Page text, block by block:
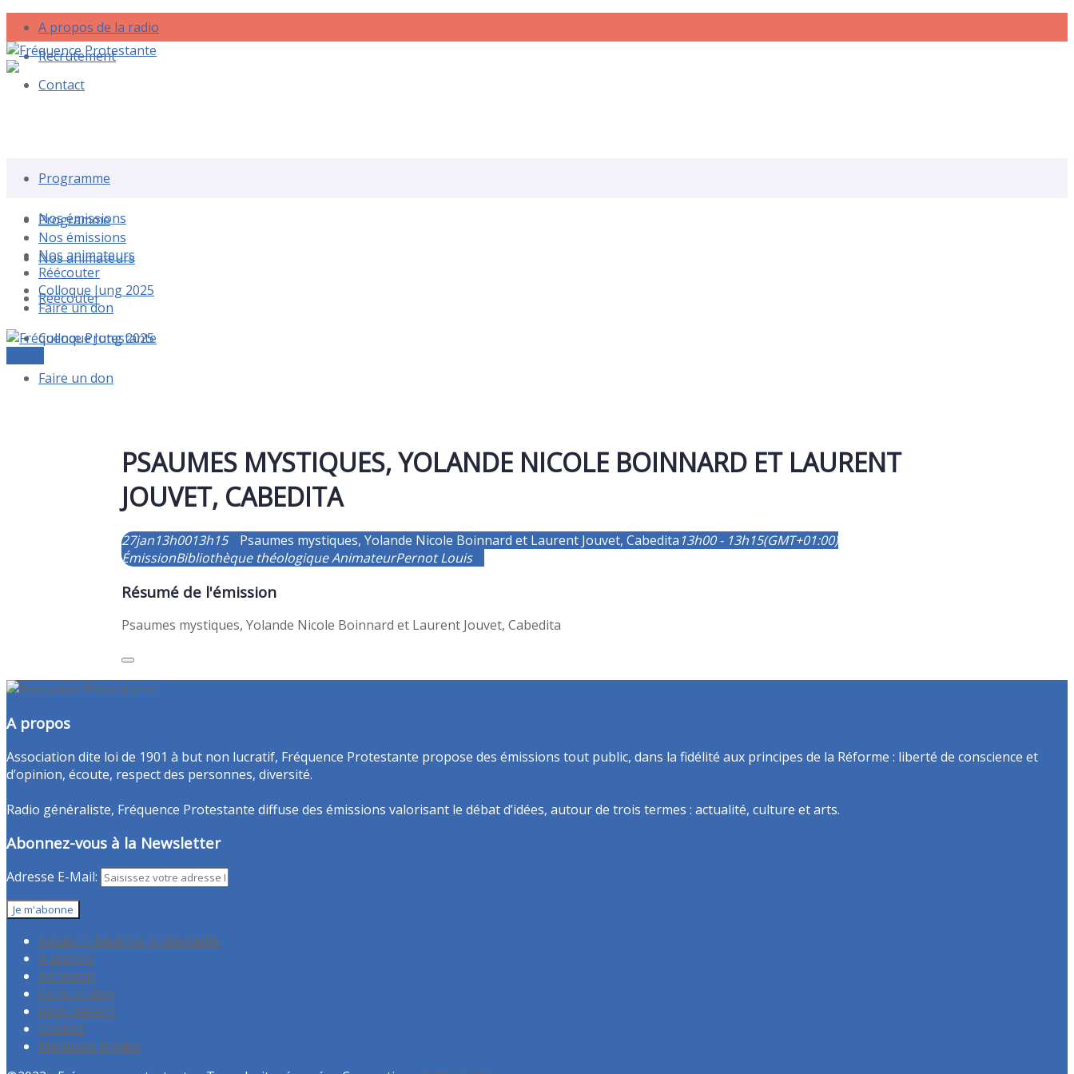
A propos de la radio
Recrutement
Contact
Programme
Nos émissions
Nos animateurs
Réécouter
Colloque Jung 2025
Faire un don
Programme
Nos émissions
Nos animateurs
Réécouter
Colloque Jung 2025
Faire un don
PSAUMES MYSTIQUES, YOLANDE NICOLE BOINNARD ET LAURENT
JOUVET, CABEDITA
27jan13h0013h15 Psaumes mystiques, Yolande Nicole Boinnard et Laurent Jouvet, Cabedita 13h00 - 13h15(GMT+01:00)
ÉmissionBibliothèque théologiqueAnimateurPernot Louis
Résumé de l'émission
Psaumes mystiques, Yolande Nicole Boinnard et Laurent Jouvet, Cabedita
A propos
Association dite loi de 1901 à but non lucratif, Fréquence Protestante propose des émissions tout public, dans la fidélité aux principes de la Réforme : liberté de conscience et
d’opinion, écoute, respect des personnes, diversité.
Radio généraliste, Fréquence Protestante diffuse des émissions valorisant le débat d’idées, autour de trois termes : actualité, culture et arts.
Abonnez-vous à la Newsletter
Adresse E-Mail:
Accueil Fréquence protestante
A propos
Adhésion
Faire un don
Recrutement
Contact
Mentions légales